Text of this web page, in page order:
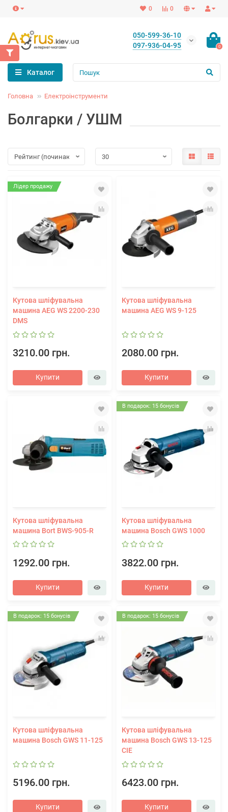
0
0
050-599-36-10
097-936-04-95
0
Каталог
Головна Електроінструменти
Болгарки / УШМ
Лідер продажу
Кутова шліфувальна
машина AEG WS 2200-230
DMS
3210.00 грн.
Купити
Кутова шліфувальна
машина AEG WS 9-125
2080.00 грн.
Купити
Кутова шліфувальна
машина Bort BWS-905-R
1292.00 грн.
Купити
В подарок: 15 бонусів
Кутова шліфувальна
машина Bosch GWS 1000
3822.00 грн.
Купити
В подарок: 15 бонусів
Кутова шліфувальна
машина Bosch GWS 11-125
5196.00 грн.
Купити
В подарок: 15 бонусів
Кутова шліфувальна
машина Bosch GWS 13-125
CIE
6423.00 грн.
Купити